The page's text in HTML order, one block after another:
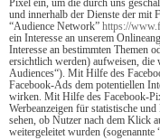
Pixel ein, um die durch uns
und innerhalb der Dienste der mit
“Audience Network” https://
ein Interesse an unserem
Interesse an bestimmten Themen
ersichtlich werden) aufweisen, die
Audiences“). Mit Hilfe des
Facebook-Ads dem potentiellen
wirken. Mit Hilfe des Facebook-
Werbeanzeigen für statistische
sehen, ob Nutzer nach dem Klick
weitergeleitet wurden (sogenannte